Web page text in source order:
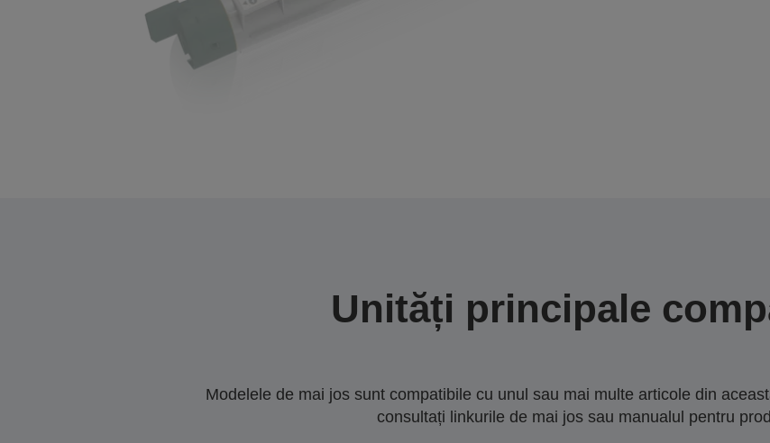
Unități principale
Modelele de mai jos sunt compatibile cu unul sau mai multe articole din
consultați linkurile de mai jos sau manualul pentru